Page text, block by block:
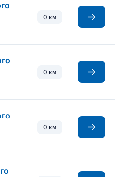
0 км
0 км
0 км